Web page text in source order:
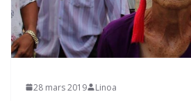
28 mars 2019 Linoa